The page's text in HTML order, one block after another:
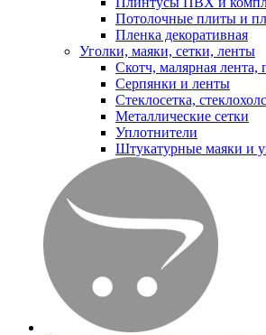
Потолочные плиты и
Пленка декоративная
Уголки, маяки, сетки, ленты
Скотч, малярная лента,
Серпянки и ленты
Стеклосетка,
Металлические сетки
Уплотнители
Штукатурные маяки и